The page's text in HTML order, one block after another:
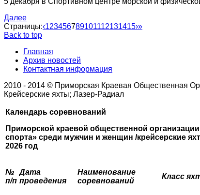
Далее
Страницы:‹123456789101112131415›»
Back to top
Главная
Архив новостей
Контактная информация
2010 - 2014 © Приморская Краевая Общественная
Крейсерские яхты; Лазер-Радиал
Календарь соревнований
Приморской краевой общественной
спорта» среди мужчин и женщин /крейсерские
2026 год
№
п/п
Дата
проведения
Наименование
соревнований
Класс